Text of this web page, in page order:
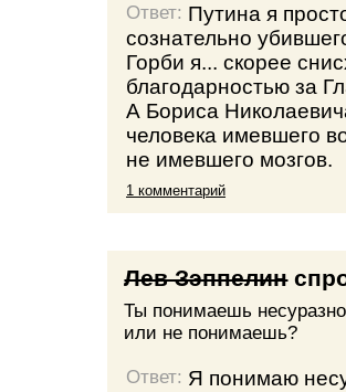
Ответ: Путина я
сознательно
Горби я... скорее
благодарностью за
А Бориса
человека имевшего
не имевшего мозгов.
1 комментарий
Лев Зэппелин
Ты понимаешь
или не понимаешь?
Ответ: Я понимаю